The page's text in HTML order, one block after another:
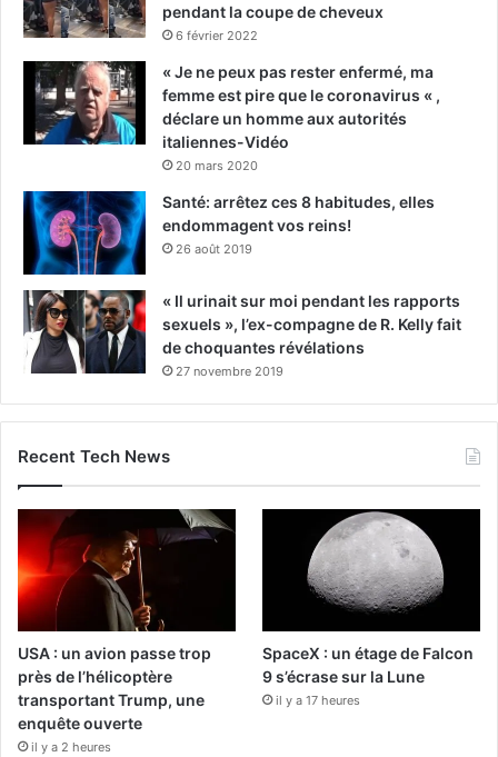
pendant la coupe de cheveux
6 février 2022
« Je ne peux pas rester enfermé, ma
femme est pire que le coronavirus « ,
déclare un homme aux autorités
italiennes-Vidéo
20 mars 2020
Santé: arrêtez ces 8 habitudes, elles
endommagent vos reins!
26 août 2019
« Il urinait sur moi pendant les rapports
sexuels », l’ex-compagne de R. Kelly fait
de choquantes révélations
27 novembre 2019
Recent Tech News
USA : un avion passe trop
près de l’hélicoptère
transportant Trump, une
enquête ouverte
il y a 2 heures
SpaceX : un étage de Falcon
9 s’écrase sur la Lune
il y a 17 heures